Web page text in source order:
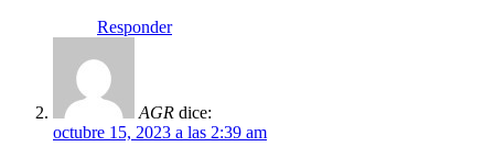
Responder
AGR dice:
octubre 15, 2023 a las 2:39 am